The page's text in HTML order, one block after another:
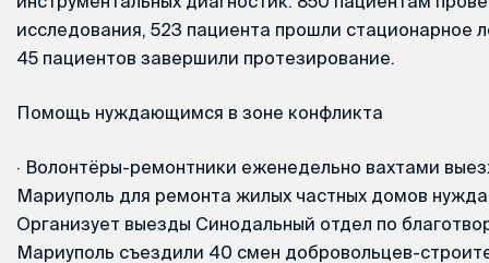
исследования, 523 пациента прошли стационарное
45 пациентов завершили протезирование.
Помощь нуждающимся в зоне конфликта
· Волонтёры-ремонтники еженедельно вахтами
Мариуполь для ремонта жилых частных домов
Организует выезды Синодальный отдел по
Мариуполь съездили 40 смен добровольцев-